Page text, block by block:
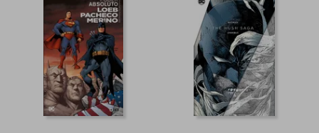
45%
dcto. $ 23.77
45%
dcto.